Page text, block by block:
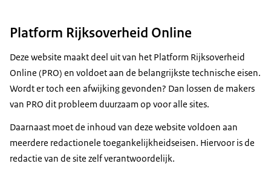
Platform Rijksoverheid Online
Deze website maakt deel uit van het Platform Rijksoverheid
Online (PRO) en voldoet aan de belangrijkste technische eisen.
Wordt er toch een afwijking gevonden? Dan lossen de makers
van PRO dit probleem duurzaam op voor alle sites.
Daarnaast moet de inhoud van deze website voldoen aan
meerdere redactionele toegankelijkheidseisen. Hiervoor is de
redactie van de site zelf verantwoordelijk.